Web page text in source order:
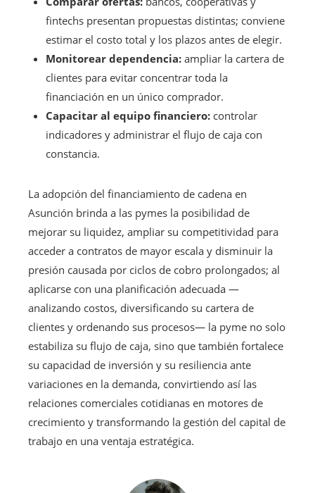
fintechs presentan propuestas distintas; conviene
estimar el costo total y los plazos antes de elegir.
Monitorear dependencia: ampliar la cartera de
clientes para evitar concentrar toda la
financiación en un único comprador.
Capacitar al equipo financiero: controlar
indicadores y administrar el flujo de caja con
constancia.
La adopción del financiamiento de cadena en
Asunción brinda a las pymes la posibilidad de
mejorar su liquidez, ampliar su competitividad para
acceder a contratos de mayor escala y disminuir la
presión causada por ciclos de cobro prolongados; al
aplicarse con una planificación adecuada —
analizando costos, diversificando su cartera de
clientes y ordenando sus procesos— la pyme no solo
estabiliza su flujo de caja, sino que también fortalece
su capacidad de inversión y su resiliencia ante
variaciones en la demanda, convirtiendo así las
relaciones comerciales cotidianas en motores de
crecimiento y transformando la gestión del capital de
trabajo en una ventaja estratégica.